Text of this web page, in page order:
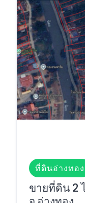
ที่ดินอ่างทอง
ขายที่ดิน 2